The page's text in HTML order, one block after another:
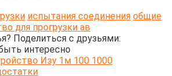
испытания соединения общие
для прогрузки ав
Поделиться с друзьями:
интересно